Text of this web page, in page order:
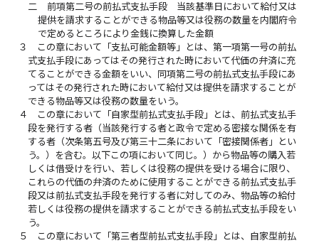
二
前項第二号の前払式支払手段 当該基準日において給付又は
提供を請求することができる物品等又は役務の数量を内閣府令
で定めるところにより金銭に換算した金額
３
この章において「支払可能金額等」とは、第一項第一号の前払
式支払手段にあってはその発行された時において代価の弁済に充
てることができる金額をいい、同項第二号の前払式支払手段にあ
ってはその発行された時において給付又は提供を請求することが
できる物品等又は役務の数量をいう。
４
この章において「自家型前払式支払手段」とは、前払式支払手
段を発行する者（当該発行する者と政令で定める密接な関係を有
する者（次条第五号及び第三十二条において「密接関係者」とい
う。）を含む。以下この項において同じ。）から物品等の購入若
しくは借受けを行い、若しくは役務の提供を受ける場合に限り、
これらの代価の弁済のために使用することができる前払式支払手
段又は前払式支払手段を発行する者に対してのみ、物品等の給付
若しくは役務の提供を請求することができる前払式支払手段をい
う。
５
この章において「第三者型前払式支払手段」とは、自家型前払